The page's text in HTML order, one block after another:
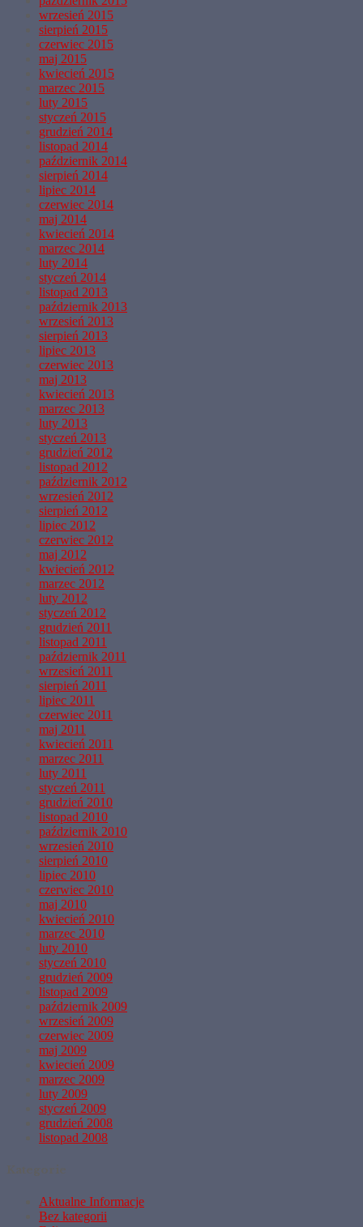
wrzesień 2015
sierpień 2015
czerwiec 2015
maj 2015
kwiecień 2015
marzec 2015
luty 2015
styczeń 2015
grudzień 2014
listopad 2014
październik 2014
sierpień 2014
lipiec 2014
czerwiec 2014
maj 2014
kwiecień 2014
marzec 2014
luty 2014
styczeń 2014
listopad 2013
październik 2013
wrzesień 2013
sierpień 2013
lipiec 2013
czerwiec 2013
maj 2013
kwiecień 2013
marzec 2013
luty 2013
styczeń 2013
grudzień 2012
listopad 2012
październik 2012
wrzesień 2012
sierpień 2012
lipiec 2012
czerwiec 2012
maj 2012
kwiecień 2012
marzec 2012
luty 2012
styczeń 2012
grudzień 2011
listopad 2011
październik 2011
wrzesień 2011
sierpień 2011
lipiec 2011
czerwiec 2011
maj 2011
kwiecień 2011
marzec 2011
luty 2011
styczeń 2011
grudzień 2010
listopad 2010
październik 2010
wrzesień 2010
sierpień 2010
lipiec 2010
czerwiec 2010
maj 2010
kwiecień 2010
marzec 2010
luty 2010
styczeń 2010
grudzień 2009
listopad 2009
październik 2009
wrzesień 2009
czerwiec 2009
maj 2009
kwiecień 2009
marzec 2009
luty 2009
styczeń 2009
grudzień 2008
listopad 2008
Aktualne Informacje
Bez kategorii